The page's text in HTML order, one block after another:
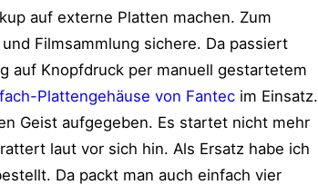
auf externe Platten machen. Zum
Filmsammlung sichere. Da passiert
auf Knopfdruck per manuell gestartetem
Plattengehäuse von Fantec im Einsatz.
Geist aufgegeben. Es startet nicht mehr
laut vor sich hin. Als Ersatz habe ich
Da packt man auch einfach vier